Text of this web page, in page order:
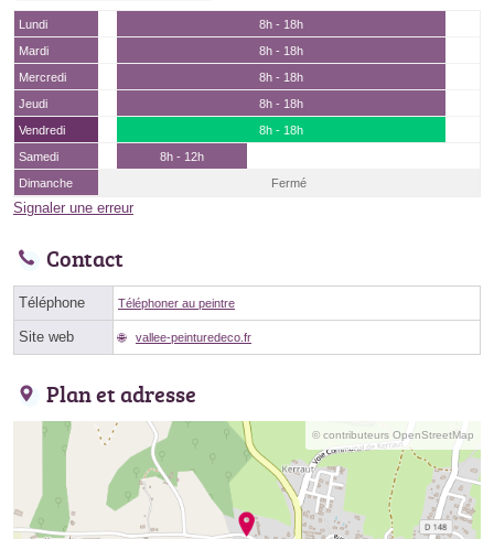
Lundi
8h - 18h
Mardi
8h - 18h
Mercredi
8h - 18h
Jeudi
8h - 18h
Vendredi
8h - 18h
Samedi
8h - 12h
Dimanche
Fermé
Signaler une erreur
Contact
Téléphone Téléphoner au peintre
Site web vallee-peinturedeco.fr
Plan et adresse
© contributeurs OpenStreetMap